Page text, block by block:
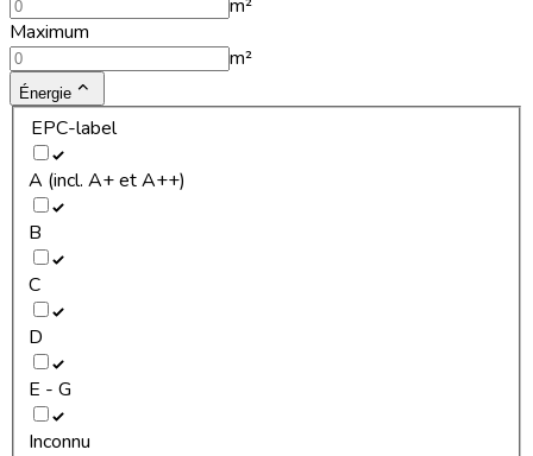
m²
Maximum
m²
Énergie
EPC-label
A (incl. A+ et A++)
B
C
D
E - G
Inconnu